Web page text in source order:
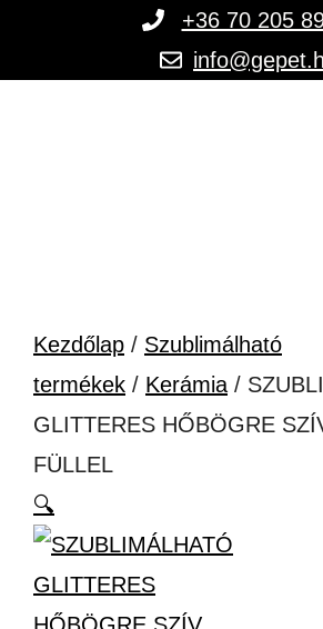
+36 70 205
Kezdőlap / Szublimálható
termékek / Kerámia /
GLITTERES HŐBÖGRE
FÜLLEL
🔍